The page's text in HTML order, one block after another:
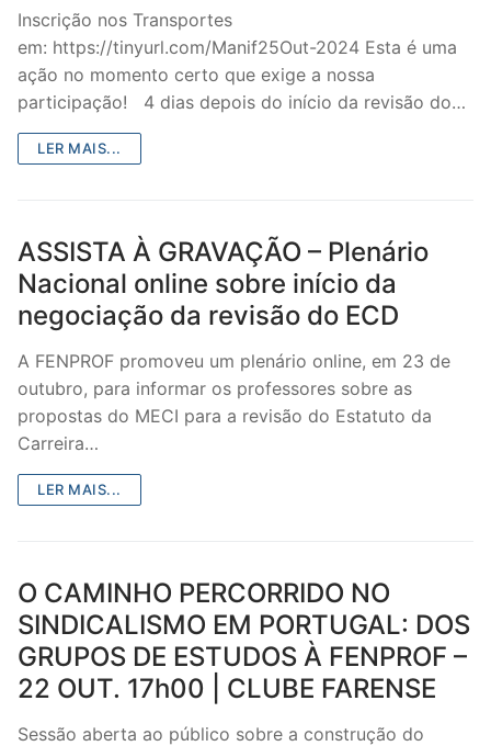
Inscrição nos Transportes
em: https://tinyurl.com/Manif25Out-2024 Esta é uma
ação no momento certo que exige a nossa
participação! 4 dias depois do início da revisão do…
LER MAIS...
ASSISTA À GRAVAÇÃO – Plenário
Nacional online sobre início da
negociação da revisão do ECD
A FENPROF promoveu um plenário online, em 23 de
outubro, para informar os professores sobre as
propostas do MECI para a revisão do Estatuto da
Carreira…
LER MAIS...
O CAMINHO PERCORRIDO NO
SINDICALISMO EM PORTUGAL: DOS
GRUPOS DE ESTUDOS À FENPROF –
22 OUT. 17h00 | CLUBE FARENSE
Sessão aberta ao público sobre a construção do